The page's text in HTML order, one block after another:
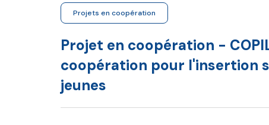
Projets en coopération
Projet en coopération -
coopération pour l'insertion
jeunes